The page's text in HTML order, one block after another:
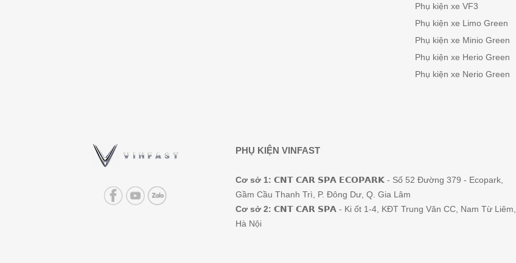
Phụ kiện xe VF3
Phụ kiện xe Limo Green
Phụ kiện xe Minio Green
Phụ kiện xe Herio Green
Phụ kiện xe Nerio Green
PHỤ KIỆN VINFAST
Cơ sở 1: 𝗖𝗡𝗧 𝗖𝗔𝗥 𝗦𝗣𝗔 𝗘𝗖𝗢𝗣𝗔𝗥𝗞 - Số 52 Đường 379 - Ecopark,
Gầm Cầu Thanh Trì, P. Đông Dư, Q. Gia Lâm
Cơ sở 2: 𝗖𝗡𝗧 𝗖𝗔𝗥 𝗦𝗣𝗔 - Ki ốt 1-4, KĐT Trung Văn CC, Nam Từ Liêm,
Hà Nội